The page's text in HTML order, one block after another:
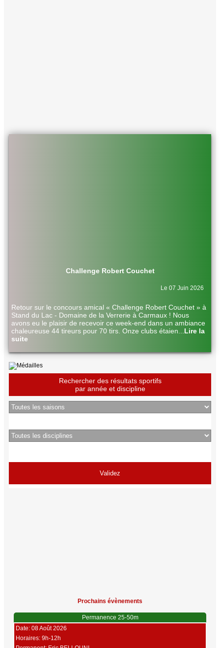
Challenge Robert Couchet
Le 07 Juin 2026
Retour sur le concours amical « Challenge Robert Couchet » à
Stand du Lac - Domaine de la Verrerie à Carmaux ! Nous
avons eu le plaisir de recevoir ce week-end dans un ambiance
chaleureuse 44 tireurs pour 70 tirs. Onze clubs étaien
Lire la
suite
Rechercher des résultats sportifs
par année et discipline
Prochains évènements
Permanence 25-50m
Date: 08 Août 2026
Horaires: 9h-12h